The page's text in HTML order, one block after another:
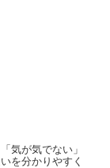
気が気でない」
を分かりやすく